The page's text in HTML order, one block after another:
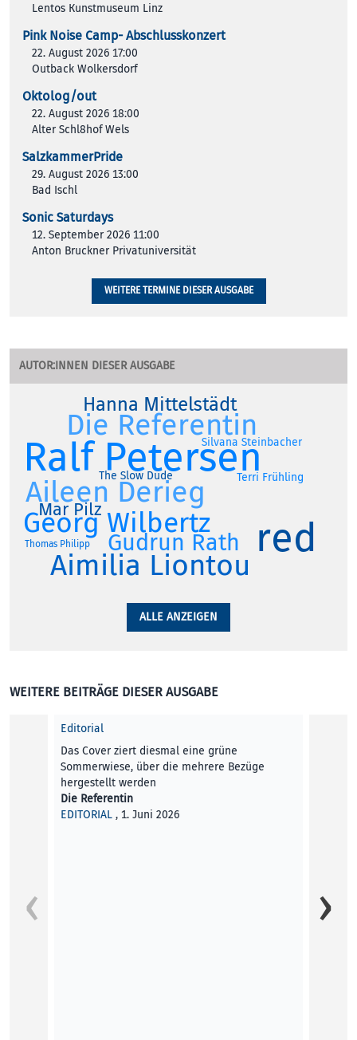
Lentos Kunstmuseum Linz
Pink Noise Camp- Abschlusskonzert
22. August 2026 17:00
Outback Wolkersdorf
Oktolog/out
22. August 2026 18:00
Alter Schl8hof Wels
SalzkammerPride
29. August 2026 13:00
Bad Ischl
Sonic Saturdays
12. September 2026 11:00
Anton Bruckner Privatuniversität
WEITERE TERMINE DIESER AUSGABE
AUTOR:INNEN DIESER AUSGABE
Ralf Petersen
red
Aileen Derieg
Aimilia Liontou
Die Referentin
Georg Wilbertz
Gudrun Rath
Hanna Mittelstädt
Mar Pilz
Silvana Steinbacher
Terri Frühling
The Slow Dude
Thomas Philipp
ALLE ANZEIGEN
WEITERE BEITRÄGE DIESER AUSGABE
Editorial
Das Cover ziert diesmal eine grüne
Sommerwiese, über die mehrere Bezüge
hergestellt werden
Die Referentin
EDITORIAL , 1. Juni 2026
Im